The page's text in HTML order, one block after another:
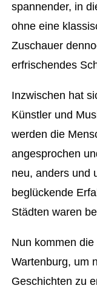
spannender, in
ohne eine
Zuschauer
erfrischendes
Inzwischen hat
Künstler und
werden die
angesprochen
neu, anders und
beglückende
Städten waren
Nun kommen
Wartenburg, um
Geschichten zu